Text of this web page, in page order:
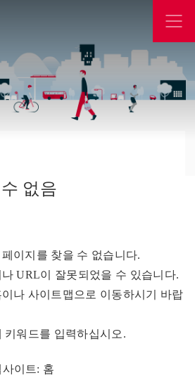
수 없음
이지를 찾을 수 없습니다.
URL이 잘못되었을 수 있습니다.
나 사이트맵으로 이동하시기 바랍
키워드를 입력하십시오.
이트: 홈